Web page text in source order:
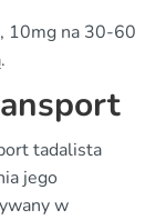
10mg na 30-60
tadalista
jego
w